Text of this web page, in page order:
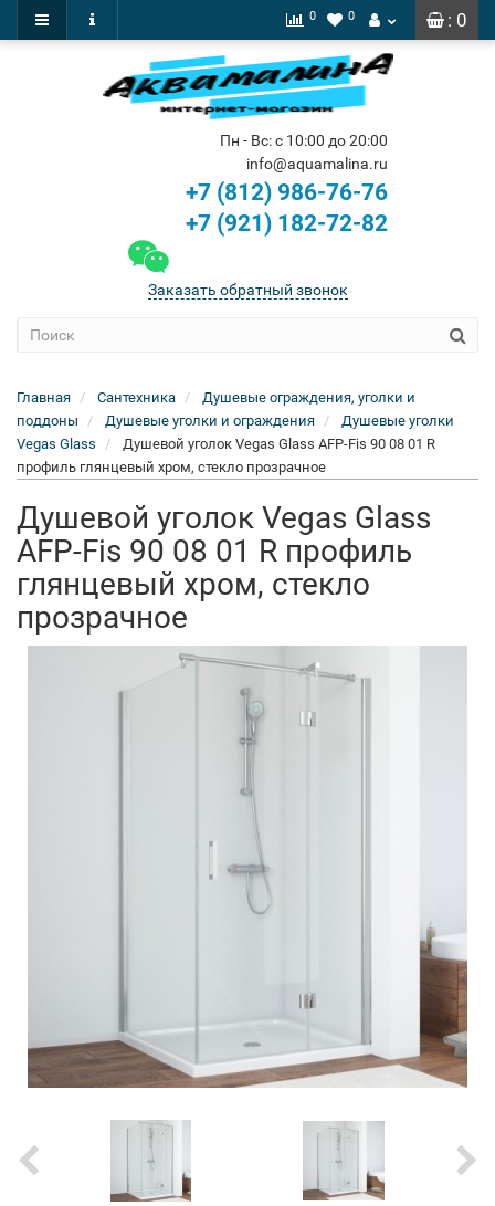
: 0
0 0
Пн - Вс: с 10:00 до 20:00
info@aquamalina.ru
+7 (812) 986-76-76
+7 (921) 182-72-82
Заказать обратный звонок
Главная Сантехника
Душевые ограждения, уголки и
поддоны
Душевые уголки и ограждения
Душевые уголки
Vegas Glass
Душевой уголок Vegas Glass AFP-Fis 90 08 01 R
профиль глянцевый хром, стекло прозрачное
Душевой уголок Vegas Glass
AFP-Fis 90 08 01 R профиль
глянцевый хром, стекло
прозрачное